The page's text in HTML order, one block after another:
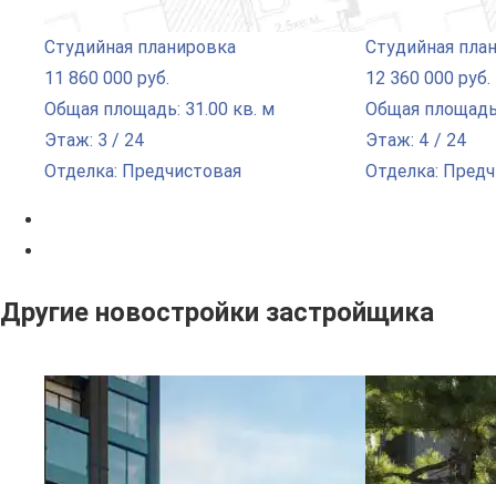
Студийная планировка
11 860 000 руб.
Общая площадь: 31.00 кв. м
Этаж: 3 / 24
Отделка: Предчистовая
Студийная
12 360 000 руб.
Общая
Этаж: 4 / 24
Отделка:
Другие новостройки застройщика